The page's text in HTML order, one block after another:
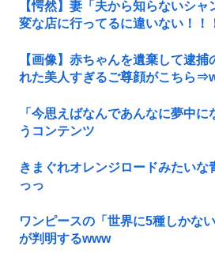
【愕然】妻「夫から知らないシャ
変な店に行ってるに違いない！！
【画像】赤ちゃんを遺棄して逮
れた美人すぎるご尊顔がこちら
「今思えばなんであんなに夢中
うコンテンツ
きまぐれオレンジロードみたいな
っっ
ワンピースの「世界に5種しかな
が判明するwww